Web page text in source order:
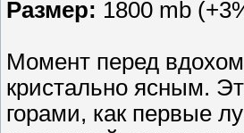
Размер: 1800 mb
Момент перед
кристально ясным.
горами, как первые